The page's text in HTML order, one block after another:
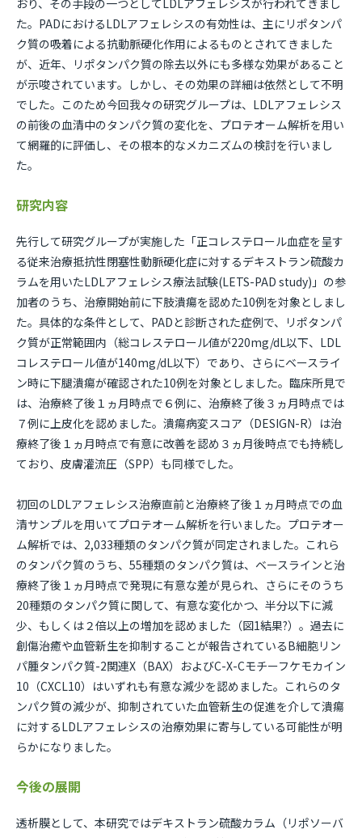
おり、その手段の一つとしてLDLアフェレシスが行われてきまし
た。PADにおけるLDLアフェレシスの有効性は、主にリポタンパ
ク質の吸着による抗動脈硬化作用によるものとされてきました
が、近年、リポタンパク質の除去以外にも多様な効果があること
が示唆されています。しかし、その効果の詳細は依然として不明
でした。このため今回我々の研究グループは、LDLアフェレシス
の前後の血清中のタンパク質の変化を、プロテオーム解析を用い
て網羅的に評価し、その根本的なメカニズムの検討を行いまし
た。
研究内容
先行して研究グループが実施した「正コレステロール血症を呈す
る従来治療抵抗性閉塞性動脈硬化症に対するデキストラン硫酸カ
ラムを用いたLDLアフェレシス療法試験(LETS-PAD study)」の参
加者のうち、治療開始前に下肢潰瘍を認めた10例を対象としまし
た。具体的な条件として、PADと診断された症例で、リポタンパ
ク質が正常範囲内（総コレステロール値が220mg/dL以下、LDL
コレステロール値が140mg/dL以下）であり、さらにベースライ
ン時に下腿潰瘍が確認された10例を対象としました。臨床所見で
は、治療終了後１ヵ月時点で６例に、治療終了後３ヵ月時点では
７例に上皮化を認めました。潰瘍病変スコア（DESIGN-R）は治
療終了後１ヵ月時点で有意に改善を認め３ヵ月後時点でも持続し
ており、皮膚灌流圧（SPP）も同様でした。
初回のLDLアフェレシス治療直前と治療終了後１ヵ月時点での血
清サンプルを用いてプロテオーム解析を行いました。プロテオー
ム解析では、2,033種類のタンパク質が同定されました。これら
のタンパク質のうち、55種類のタンパク質は、ベースラインと治
療終了後１ヵ月時点で発現に有意な差が見られ、さらにそのうち
20種類のタンパク質に関して、有意な変化かつ、半分以下に減
少、もしくは２倍以上の増加を認めました（図1結果?）。過去に
創傷治癒や血管新生を抑制することが報告されているB細胞リン
パ腫タンパク質-2関連X（BAX）およびC-X-Cモチーフケモカイン
10（CXCL10）はいずれも有意な減少を認めました。これらのタ
ンパク質の減少が、抑制されていた血管新生の促進を介して潰瘍
に対するLDLアフェレシスの治療効果に寄与している可能性が明
らかになりました。
今後の展開
透析膜として、本研究ではデキストラン硫酸カラム（リポソーバ